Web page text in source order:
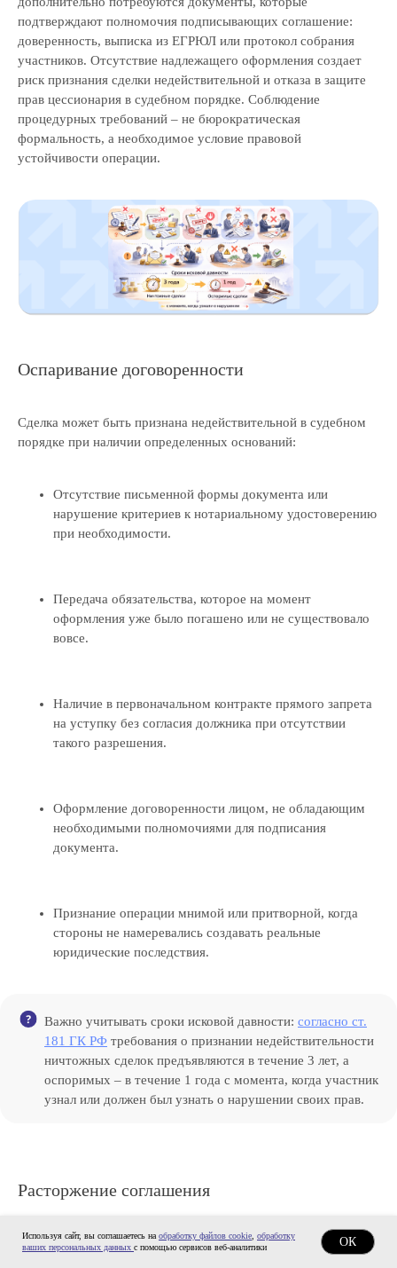
подтверждают полномочия подписывающих соглашение:
доверенность, выписка из ЕГРЮЛ или протокол собрания
участников. Отсутствие надлежащего оформления создает
риск признания сделки недействительной и отказа в защите
прав цессионария в судебном порядке. Соблюдение
процедурных требований – не бюрократическая
формальность, а необходимое условие правовой
устойчивости операции.
Оспаривание договоренности
Сделка может быть признана недействительной в судебном
порядке при наличии определенных оснований:
Отсутствие письменной формы документа или
нарушение критериев к нотариальному удостоверению
при необходимости.
Передача обязательства, которое на момент
оформления уже было погашено или не существовало
вовсе.
Наличие в первоначальном контракте прямого запрета
на уступку без согласия должника при отсутствии
такого разрешения.
Оформление договоренности лицом, не обладающим
необходимыми полномочиями для подписания
документа.
Признание операции мнимой или притворной, когда
стороны не намеревались создавать реальные
юридические последствия.
Важно учитывать сроки исковой давности: согласно ст.
181 ГК РФ требования о признании недействительности
ничтожных сделок предъявляются в течение 3 лет, а
оспоримых – в течение 1 года с момента, когда участник
узнал или должен был узнать о нарушении своих прав.
Расторжение соглашения
Сама по себе операция носит разовый характер: после
Тендеры
Вакансии
Награды
Выполненные проекты
Строительная экспертиза
Независимая оценка
Навигация
Условия использованиякуки-файлов
Политика обработки персональных данных
Используя сайт, вы соглашаетесь наобработку файлов cookie, обработку
ваших персональных данных с помощью сервисов веб-аналитики ОК